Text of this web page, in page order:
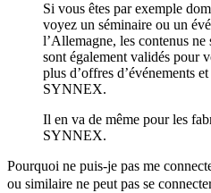
Si vous êtes par exemple
voyez un séminaire ou un
l’Allemagne, les contenus ne
sont également validés pour
plus d’offres d’événements
SYNNEX.
Il en va de même pour les
SYNNEX.
Pourquoi ne puis-je pas me
ou similaire ne peut pas se